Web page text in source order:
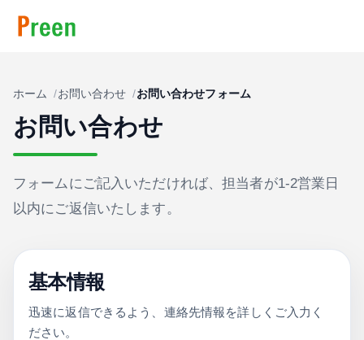
ホーム お問い合わせ お問い合わせフォーム
お問い合わせ
フォームにご記入いただければ、担当者が1-2営業日
以内にご返信いたします。
基本情報
迅速に返信できるよう、連絡先情報を詳しくご入力く
ださい。